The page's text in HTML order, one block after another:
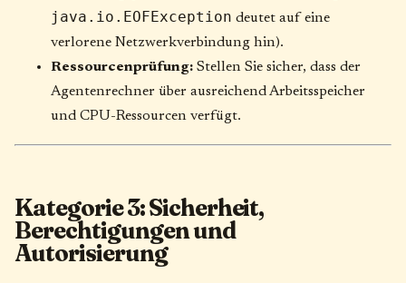
java.io.EOFException deutet auf eine
verlorene Netzwerkverbindung hin).
Ressourcenprüfung: Stellen Sie sicher, dass der
Agentenrechner über ausreichend Arbeitsspeicher
und CPU-Ressourcen verfügt.
Kategorie 3: Sicherheit,
Berechtigungen und
Autorisierung